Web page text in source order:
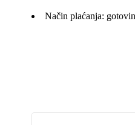
Način plaćanja: